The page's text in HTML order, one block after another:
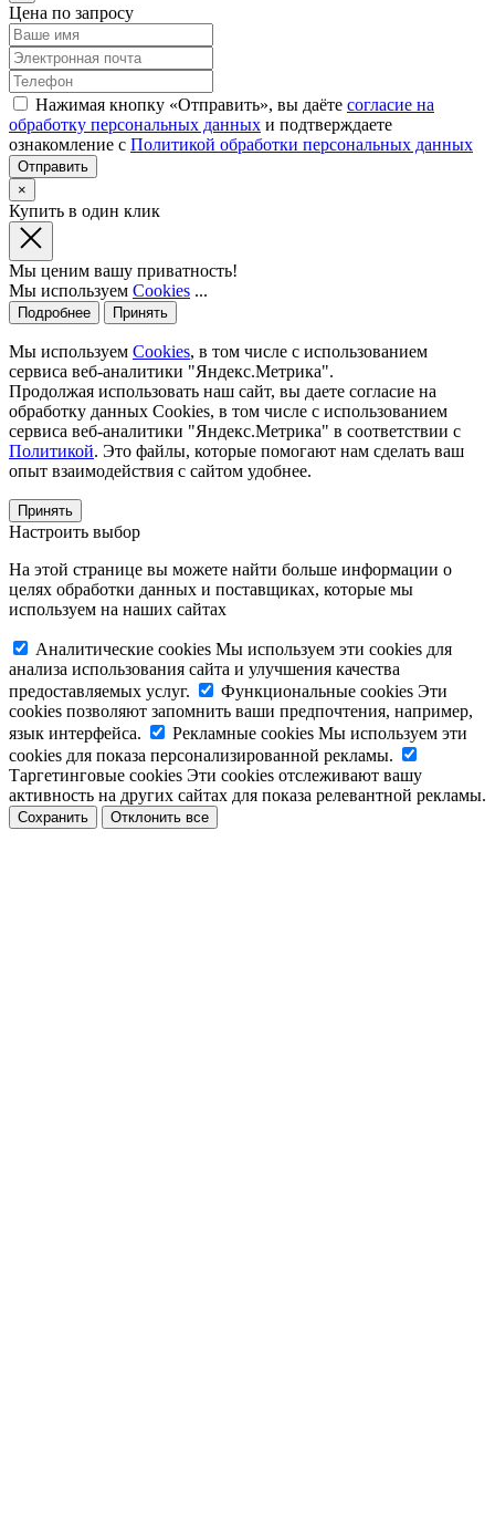
Цена по запросу
Нажимая кнопку «Отправить», вы даёте согласие на
обработку персональных данных и подтверждаете
ознакомление с Политикой обработки персональных данных
×
Купить в один клик
Мы ценим вашу приватность!
Мы используем Cookies ...
Подробнее Принять
Мы используем Cookies, в том числе с использованием
сервиса веб-аналитики "Яндекс.Метрика".
Продолжая использовать наш сайт, вы даете согласие на
обработку данных Cookies, в том числе с использованием
сервиса веб-аналитики "Яндекс.Метрика" в соответствии с
Политикой. Это файлы, которые помогают нам сделать ваш
опыт взаимодействия с сайтом удобнее.
Принять
Настроить выбор
На этой странице вы можете найти больше информации о
целях обработки данных и поставщиках, которые мы
используем на наших сайтах
Аналитические cookies Мы используем эти cookies для
анализа использования сайта и улучшения качества
предоставляемых услуг.
Функциональные cookies Эти
cookies позволяют запомнить ваши предпочтения, например,
язык интерфейса.
Рекламные cookies Мы используем эти
cookies для показа персонализированной рекламы.
Таргетинговые cookies Эти cookies отслеживают вашу
активность на других сайтах для показа релевантной рекламы.
Сохранить Отклонить все